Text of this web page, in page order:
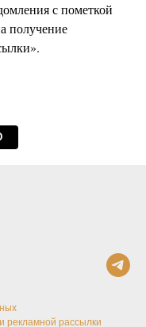
с пометкой
получение
рекламной рассылки